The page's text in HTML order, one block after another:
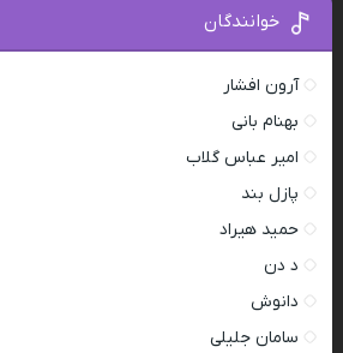
خوانندگان
آرون افشار
بهنام بانی
امیر عباس گلاب
پازل بند
حمید هیراد
د دن
دانوش
سامان جلیلی